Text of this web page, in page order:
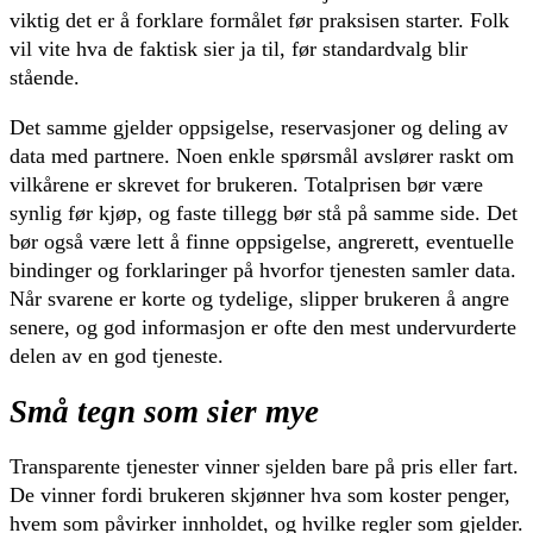
viktig det er å forklare formålet før praksisen starter. Folk
vil vite hva de faktisk sier ja til, før standardvalg blir
stående.
Det samme gjelder oppsigelse, reservasjoner og deling av
data med partnere. Noen enkle spørsmål avslører raskt om
vilkårene er skrevet for brukeren. Totalprisen bør være
synlig før kjøp, og faste tillegg bør stå på samme side. Det
bør også være lett å finne oppsigelse, angrerett, eventuelle
bindinger og forklaringer på hvorfor tjenesten samler data.
Når svarene er korte og tydelige, slipper brukeren å angre
senere, og god informasjon er ofte den mest undervurderte
delen av en god tjeneste.
Små tegn som sier mye
Transparente tjenester vinner sjelden bare på pris eller fart.
De vinner fordi brukeren skjønner hva som koster penger,
hvem som påvirker innholdet, og hvilke regler som gjelder.